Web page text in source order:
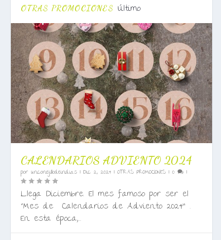
OTRAS PROMOCIONES Último
CALENDARIOS ADVIENTO 2024
porunconejillodeindias |Dic 2, 2024 |OTRAS PROMOCIONES |0 |
Llega Diciembre. El mes famoso por ser el
“Mes de Calendarios de Adviento 2024” .
En esta época,...